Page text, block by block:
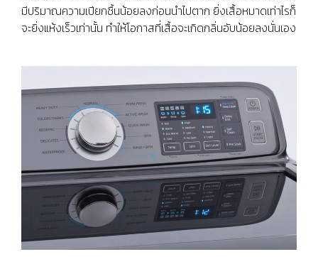
มีปริมาณความเปียกชื้นน้อยลงก่อนนำไปตาก ยิ่งเสื้อหมาดเท่าไรก็
จะยิ่งแห้งเร็วเท่านั้น ทำให้โอกาสที่เสื้อจะเกิดกลิ่นอับน้อยลงนั่นเอง